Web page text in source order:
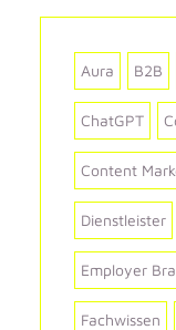
Aura B2B
ChatGPT
Content
Dienstleister
Employer
Fachwissen